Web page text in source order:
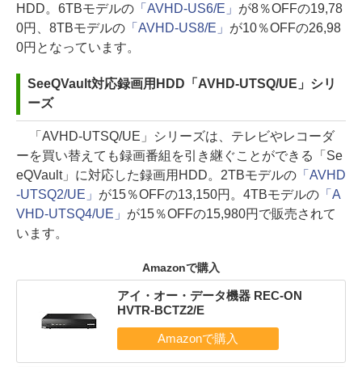
HDD。6TBモデルの「AVHD-US6/E」 が8％OFFの19,78
0円、8TBモデルの「AVHD-US8/E」 が10％OFFの26,98
0円となっています。
SeeQVault対応録画用HDD「AVHD-UTSQ/UE」シリ
ーズ
「AVHD-UTSQ/UE」シリーズは、テレビやレコーダ
ーを買い替えても録画番組を引き継ぐことができる「Se
eQVault」に対応した録画用HDD。2TBモデルの「AVHD
-UTSQ2/UE」 が15％OFFの13,150円。4TBモデルの「A
VHD-UTSQ4/UE」 が15％OFFの15,980円で販売されて
います。
Amazonで購入
アイ・オー・データ機器 REC-ON
HVTR-BCTZ2/E